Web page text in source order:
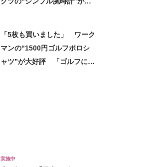
「5枚も買いました」 ワーク
マンの“1500円ゴルフポロシ
ャツ”が大好評 「ゴルフにも
実施中